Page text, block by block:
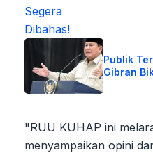
Publik
Gibran
"RUU KUHAP ini
menyampaikan opini